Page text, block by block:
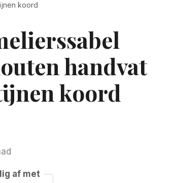
koord
handvat
koord
af met